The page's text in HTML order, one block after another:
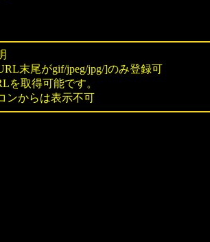
末尾がgif/jpeg/jpg/]のみ登録可
を取得可能です。
ンからは表示不可